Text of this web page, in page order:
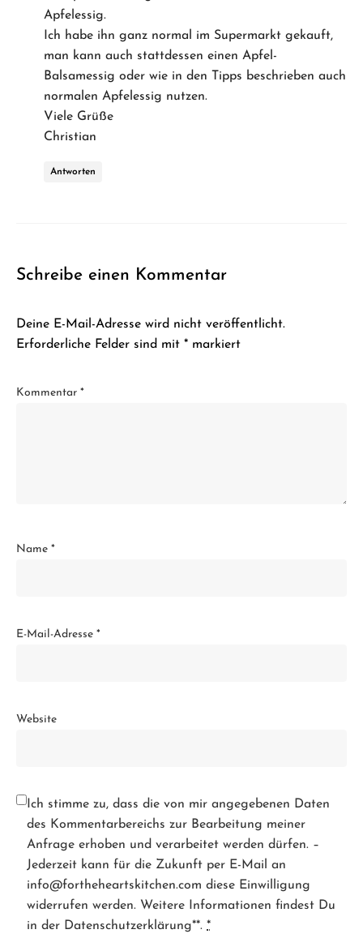
Apfelessig.
Ich habe ihn ganz normal im Supermarkt gekauft,
man kann auch stattdessen einen Apfel-
Balsamessig oder wie in den Tipps beschrieben auch
normalen Apfelessig nutzen.
Viele Grüße
Christian
Antworten
Schreibe einen Kommentar
Deine E-Mail-Adresse wird nicht veröffentlicht.
Erforderliche Felder sind mit * markiert
Kommentar *
Name *
E-Mail-Adresse *
Website
Ich stimme zu, dass die von mir angegebenen Daten
des Kommentarbereichs zur Bearbeitung meiner
Anfrage erhoben und verarbeitet werden dürfen. –
Jederzeit kann für die Zukunft per E-Mail an
info@fortheheartskitchen.com diese Einwilligung
widerrufen werden. Weitere Informationen findest Du
in der Datenschutzerklärung**. *